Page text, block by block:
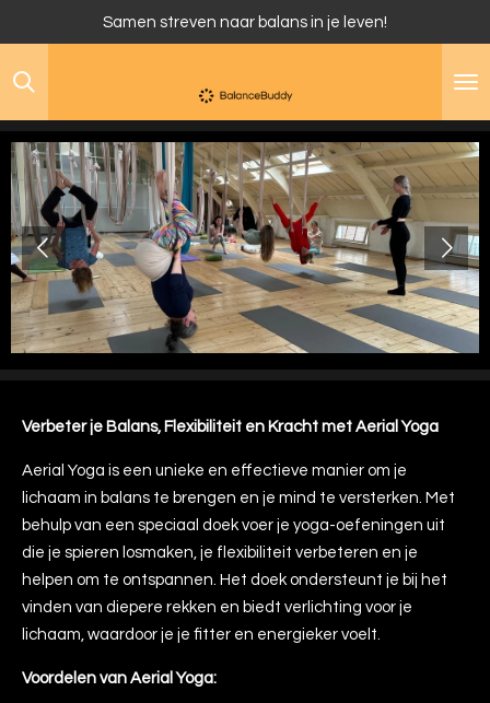
naar
hoofdinhoud
Samen streven naar balans in je leven!
Verbeter je Balans, Flexibiliteit en Kracht met Aerial Yoga
Aerial Yoga is een unieke en effectieve manier om je
lichaam in balans te brengen en je mind te versterken. Met
behulp van een speciaal doek voer je yoga-oefeningen uit
die je spieren losmaken, je flexibiliteit verbeteren en je
helpen om te ontspannen. Het doek ondersteunt je bij het
vinden van diepere rekken en biedt verlichting voor je
lichaam, waardoor je je fitter en energieker voelt.
Voordelen van Aerial Yoga: